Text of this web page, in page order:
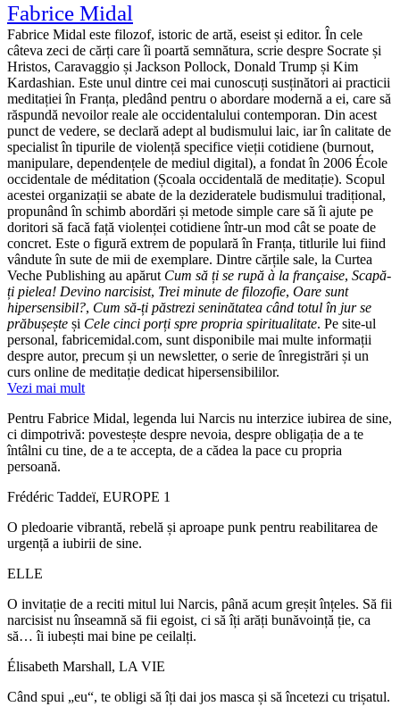
Fabrice Midal
Fabrice Midal este filozof, istoric de artă, eseist și editor. În cele
câteva zeci de cărți care îi poartă semnătura, scrie despre Socrate și
Hristos, Caravaggio și Jackson Pollock, Donald Trump și Kim
Kardashian. Este unul dintre cei mai cunoscuți susținători ai practicii
meditației în Franța, pledând pentru o abordare modernă a ei, care să
răspundă nevoilor reale ale occidentalului contemporan. Din acest
punct de vedere, se declară adept al budismului laic, iar în calitate de
specialist în tipurile de violență specifice vieții cotidiene (burnout,
manipulare, dependențele de mediul digital), a fondat în 2006 École
occidentale de méditation (Școala occidentală de meditație). Scopul
acestei organizații se abate de la dezideratele budismului tradițional,
propunând în schimb abordări și metode simple care să îi ajute pe
doritori să facă față violenței cotidiene într-un mod cât se poate de
concret. Este o figură extrem de populară în Franța, titlurile lui fiind
vândute în sute de mii de exemplare. Dintre cărțile sale, la Curtea
Veche Publishing au apărut Cum să ți se rupă à la française, Scapă-
ți pielea! Devino narcisist, Trei minute de filozofie, Oare sunt
hipersensibil?, Cum să-ți păstrezi seninătatea când totul în jur se
prăbușește și Cele cinci porți spre propria spiritualitate. Pe site-ul
personal, fabricemidal.com, sunt disponibile mai multe informații
despre autor, precum și un newsletter, o serie de înregistrări și un
curs online de meditație dedicat hipersensibililor.
Vezi mai mult
Pentru Fabrice Midal, legenda lui Narcis nu interzice iubirea de sine,
ci dimpotrivă: povestește despre nevoia, despre obligația de a te
întâlni cu tine, de a te accepta, de a cădea la pace cu propria
persoană.
Frédéric Taddeï, EUROPE 1
O pledoarie vibrantă, rebelă și aproape punk pentru reabilitarea de
urgență a iubirii de sine.
ELLE
O invitație de a reciti mitul lui Narcis, până acum greșit înțeles. Să fii
narcisist nu înseamnă să fii egoist, ci să îți arăți bunăvoință ție, ca
să… îi iubești mai bine pe ceilalți.
Élisabeth Marshall, LA VIE
Când spui „eu“, te obligi să îți dai jos masca și să încetezi cu trișatul.